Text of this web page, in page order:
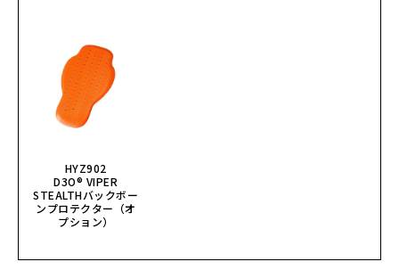
HYZ902
D3O® VIPER
STEALTHバックボー
ンプロテクター（オ
プション）